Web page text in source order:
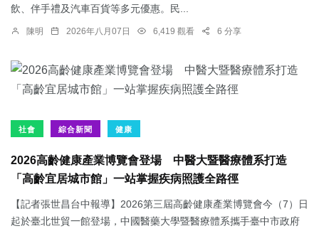
飲、伴手禮及汽車百貨等多元優惠。民...
陳明 2026年八月07日 6,419 觀看 6 分享
社會 綜合新聞 健康
2026高齡健康產業博覽會登場 中醫大暨醫療體系打造
「高齡宜居城市館」一站掌握疾病照護全路徑
【記者張世昌台中報導】2026第三屆高齡健康產業博覽會今（7）日
起於臺北世貿一館登場，中國醫藥大學暨醫療體系攜手臺中市政府